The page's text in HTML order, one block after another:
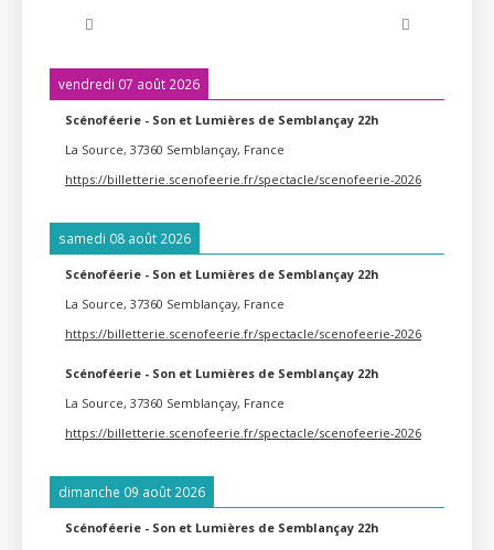
vendredi 07 août 2026
Scénoféerie - Son et Lumières de Semblançay 22h
La Source, 37360 Semblançay, France
https://billetterie.scenofeerie.fr/spectacle/scenofeerie-2026
samedi 08 août 2026
Scénoféerie - Son et Lumières de Semblançay 22h
La Source, 37360 Semblançay, France
https://billetterie.scenofeerie.fr/spectacle/scenofeerie-2026
Scénoféerie - Son et Lumières de Semblançay 22h
La Source, 37360 Semblançay, France
https://billetterie.scenofeerie.fr/spectacle/scenofeerie-2026
dimanche 09 août 2026
Scénoféerie - Son et Lumières de Semblançay 22h